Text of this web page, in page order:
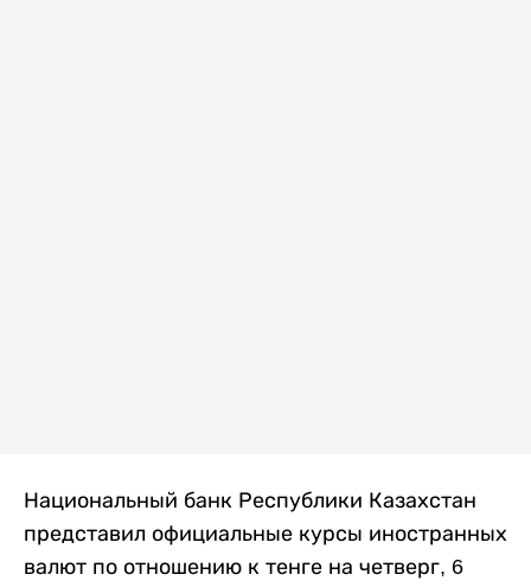
Национальный банк Республики Казахстан
представил официальные курсы иностранных
валют по отношению к тенге на четверг, 6